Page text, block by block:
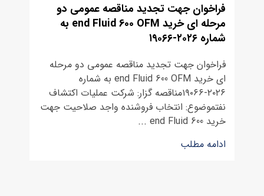
فراخوان جهت تجدید مناقصه عمومی دو
مرحله ای خرید end Fluid 600 OFM به
شماره ٢٠٢۶-١۹٠۶۶
فراخوان جهت تجدید مناقصه عمومی دو مرحله
ای خرید end Fluid 600 OFM به شماره
٢٠٢۶-١۹٠۶۶مناقصه گزار: شرکت عملیات اکتشاف
نفتموضوع: انتخاب فروشنده واجد صلاحیت جهت
خرید end Fluid 600 ...
ادامه مطلب